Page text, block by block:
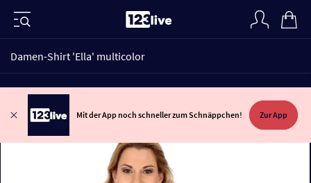
Damen-Shirt 'Ella' multicolor
Mit der App noch schneller zum Schnäppchen! Zur App